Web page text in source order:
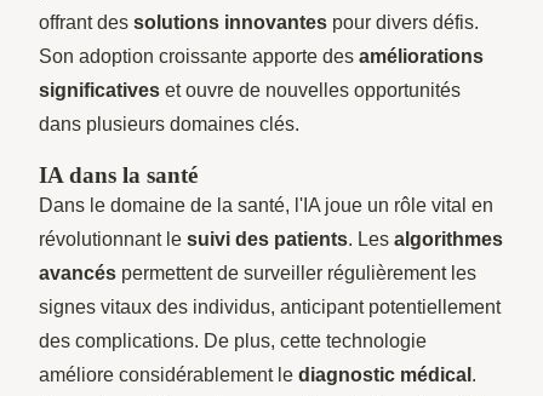
offrant des solutions innovantes pour divers défis.
Son adoption croissante apporte des améliorations
significatives et ouvre de nouvelles opportunités
dans plusieurs domaines clés.
IA dans la santé
Dans le domaine de la santé, l'IA joue un rôle vital en
révolutionnant le suivi des patients. Les algorithmes
avancés permettent de surveiller régulièrement les
signes vitaux des individus, anticipant potentiellement
des complications. De plus, cette technologie
améliore considérablement le diagnostic médical .